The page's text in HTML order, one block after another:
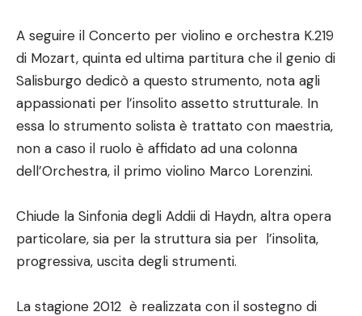
A seguire il Concerto per violino e orchestra K.219
di Mozart, quinta ed ultima partitura che il genio di
Salisburgo dedicò a questo strumento, nota agli
appassionati per l’insolito assetto strutturale. In
essa lo strumento solista è trattato con maestria,
non a caso il ruolo è affidato ad una colonna
dell’Orchestra, il primo violino Marco Lorenzini.
Chiude la Sinfonia degli Addii di Haydn, altra opera
particolare, sia per la struttura sia per l’insolita,
progressiva, uscita degli strumenti.
La stagione 2012 è realizzata con il sostegno di